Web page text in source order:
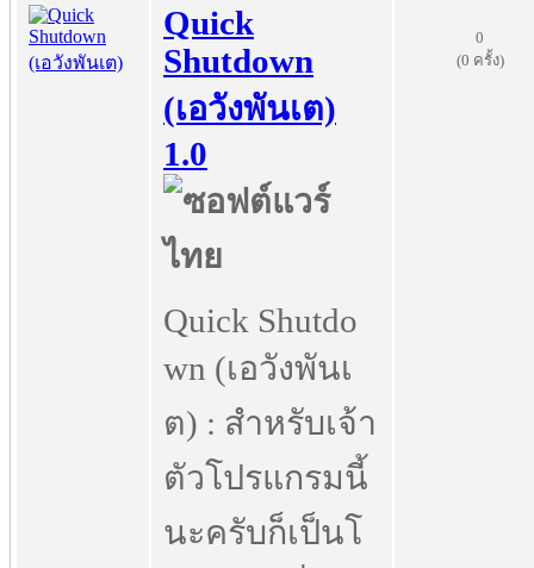
Quick
Shutdown
(เอวังพันเต)
1.0
Quick Shutdo
wn (เอวังพันเ
ต) : สำหรับเจ้า
ตัวโปรแกรมนี้
นะครับก็เป็นโ
0
(0 ครั้ง)